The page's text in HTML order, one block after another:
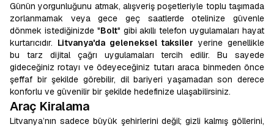
Günün yorgunluğunu atmak, alışveriş poşetleriyle toplu taşımada
zorlanmamak veya gece geç saatlerde otelinize güvenle
dönmek istediğinizde "Bolt" gibi akıllı telefon uygulamaları hayat
kurtarıcıdır. Litvanya'da geleneksel taksiler yerine genellikle
bu tarz dijital çağrı uygulamaları tercih edilir. Bu sayede
gideceğiniz rotayı ve ödeyeceğiniz tutarı araca binmeden önce
şeffaf bir şekilde görebilir, dil bariyeri yaşamadan son derece
konforlu ve güvenilir bir şekilde hedefinize ulaşabilirsiniz.
Araç Kiralama
Litvanya’nın sadece büyük şehirlerini değil; gizli kalmış göllerini,